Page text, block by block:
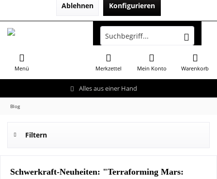
Ablehnen Konfigurieren
Alles aus einer Hand
Menü Warenkorb
Merkzettel Mein Konto
Blog
Filtern
Schwerkraft-Neuheiten: "Terraforming Mars: